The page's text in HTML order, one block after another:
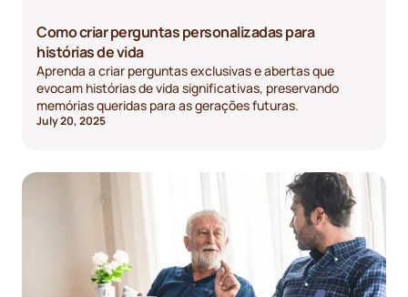
Como criar perguntas personalizadas para
histórias de vida
Aprenda a criar perguntas exclusivas e abertas que
evocam histórias de vida significativas, preservando
memórias queridas para as gerações futuras.
July 20, 2025